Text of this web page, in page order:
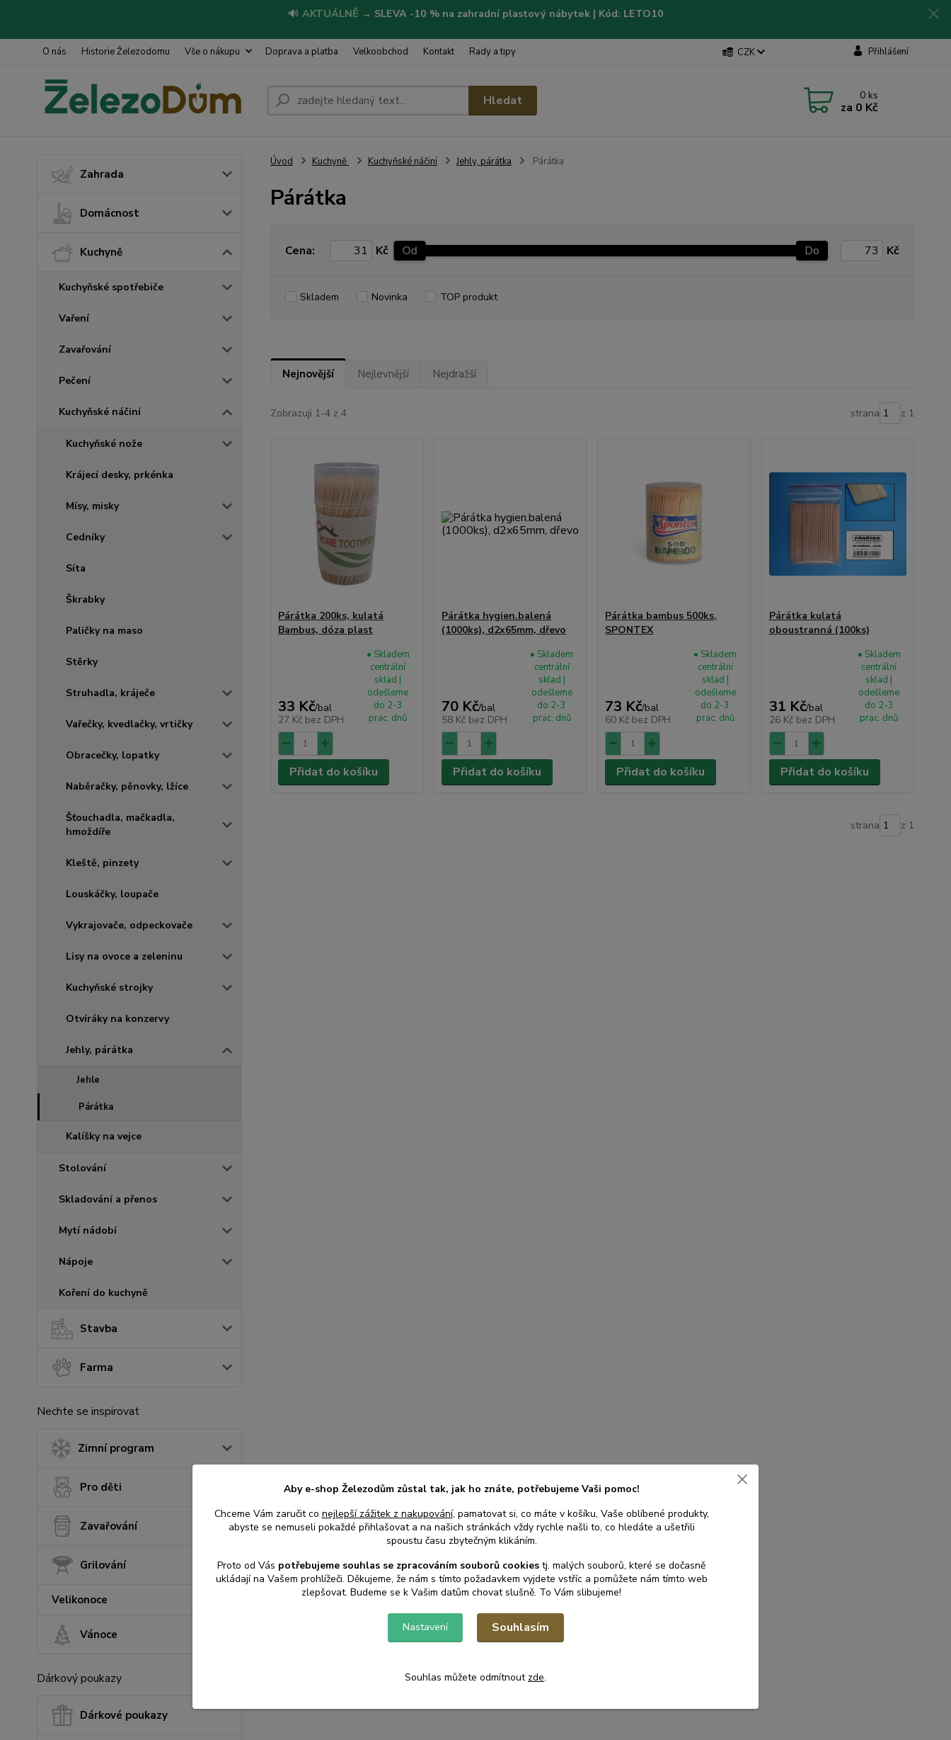
🔊 AKTUÁLNĚ → SLEVA -10 % na zahradní plastový nábytek | Kód: LETO10
O nás Historie Železodomu Vše o nákupu Doprava a platba Velkoobchod Kontakt Rady a tipy CZK Přihlášení
Hledat 0 ks
za 0 Kč
Zahrada
Domácnost
Kuchyně
Kuchyňské spotřebiče
Vaření
Zavařování
Pečení
Kuchyňské náčiní
Kuchyňské nože
Krájecí desky, prkénka
Mísy, misky
Cedníky
Síta
Škrabky
Paličky na maso
Stěrky
Struhadla, kráječe
Vařečky, kvedlačky, vrtičky
Obracečky, lopatky
Naběračky, pěnovky, lžíce
Šťouchadla, mačkadla,
hmoždíře
Kleště, pinzety
Louskáčky, loupače
Vykrajovače, odpeckovače
Lisy na ovoce a zeleninu
Kuchyňské strojky
Otvíráky na konzervy
Jehly, párátka
Jehle
Párátka
Kalíšky na vejce
Stolování
Skladování a přenos
Mytí nádobí
Nápoje
Koření do kuchyně
Stavba
Farma
Nechte se inspirovat
Zimní program
Pro děti
Zavařování
Grilování
Velikonoce
Vánoce
Dárkový poukazy
Dárkové poukazy
Úvod Kuchyně Kuchyňské náčiní Jehly, párátka Párátka
Párátka
Cena: Kč Od Do Kč
Skladem Novinka TOP produkt
Nejnovější Nejlevnější Nejdražší
Zobrazuji 1-4 z 4 strana z 1
Párátka 200ks, kulatá
Bambus, dóza plast
33 Kč/bal
27 Kč bez DPH
• Skladem
centrální
sklad |
odešleme
do 2-3
prac. dnů
Přidat do košíku
Párátka hygien.balená
(1000ks), d2x65mm, dřevo
70 Kč/bal
58 Kč bez DPH
• Skladem
centrální
sklad |
odešleme
do 2-3
prac. dnů
Přidat do košíku
Párátka bambus 500ks,
SPONTEX
73 Kč/bal
60 Kč bez DPH
• Skladem
centrální
sklad |
odešleme
do 2-3
prac. dnů
Přidat do košíku
Párátka kulatá
oboustranná (100ks)
31 Kč/bal
26 Kč bez DPH
• Skladem
centrální
sklad |
odešleme
do 2-3
prac. dnů
Přidat do košíku
strana z 1
Aby e-shop Železodům zůstal tak, jak ho znáte, potřebujeme Vaši pomoc!
Chceme Vám zaručit co nejlepší zážitek z nakupování, pamatovat si, co máte v košíku, Vaše oblíbené produkty,
abyste se nemuseli pokaždé přihlašovat a na našich stránkách vždy rychle našli to, co hledáte a ušetřili
spoustu času zbytečným klikáním.
Proto od Vás potřebujeme souhlas se zpracováním souborů cookies tj. malých souborů, které se dočasně
ukládají na Vašem prohlížeči. Děkujeme, že nám s tímto požadavkem vyjdete vstříc a pomůžete nám tímto web
zlepšovat. Budeme se k Vašim datům chovat slušně. To Vám slibujeme!
Nastavení Souhlasím
Souhlas můžete odmítnout zde.